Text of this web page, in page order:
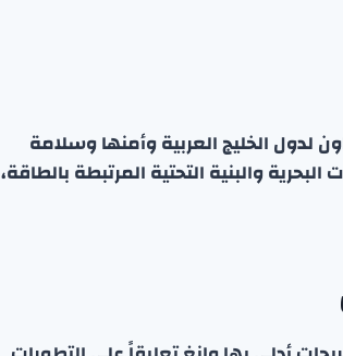
لدول الخليج العربية وأمنها وسلامة
والبنية التحتية المرتبطة بالطاقة،